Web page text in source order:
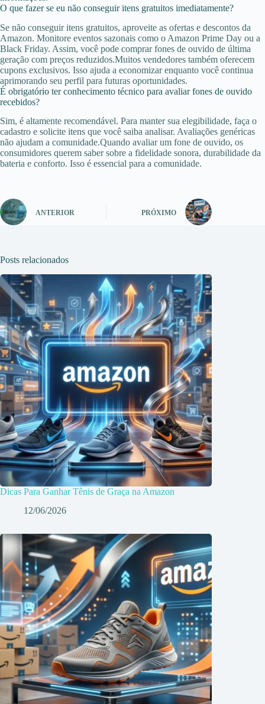
O que fazer se eu não conseguir itens gratuitos imediatamente?
Se não conseguir itens gratuitos, aproveite as ofertas e descontos da
Amazon. Monitore eventos sazonais como o Amazon Prime Day ou a
Black Friday. Assim, você pode comprar fones de ouvido de última
geração com preços reduzidos.Muitos vendedores também oferecem
cupons exclusivos. Isso ajuda a economizar enquanto você continua
aprimorando seu perfil para futuras oportunidades.
É obrigatório ter conhecimento técnico para avaliar fones de ouvido
recebidos?
Sim, é altamente recomendável. Para manter sua elegibilidade, faça o
cadastro e solicite itens que você saiba analisar. Avaliações genéricas
não ajudam a comunidade.Quando avaliar um fone de ouvido, os
consumidores querem saber sobre a fidelidade sonora, durabilidade da
bateria e conforto. Isso é essencial para a comunidade.
ANTERIOR PRÓXIMO
Posts relacionados
Dicas Para Ganhar Tênis de Graça na Amazon
12/06/2026